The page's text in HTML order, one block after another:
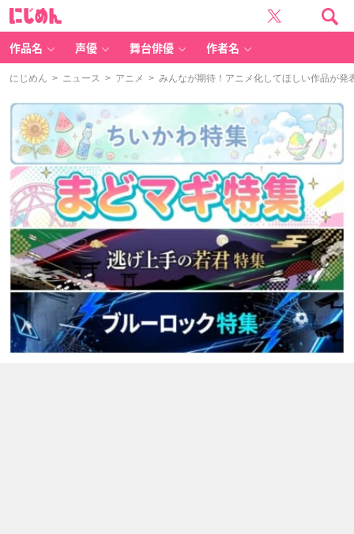
作品名 声優 舞台俳優 作者名
にじめん > ニュース > アニメ > みんなが期待！アニメ化してほしい作品が発